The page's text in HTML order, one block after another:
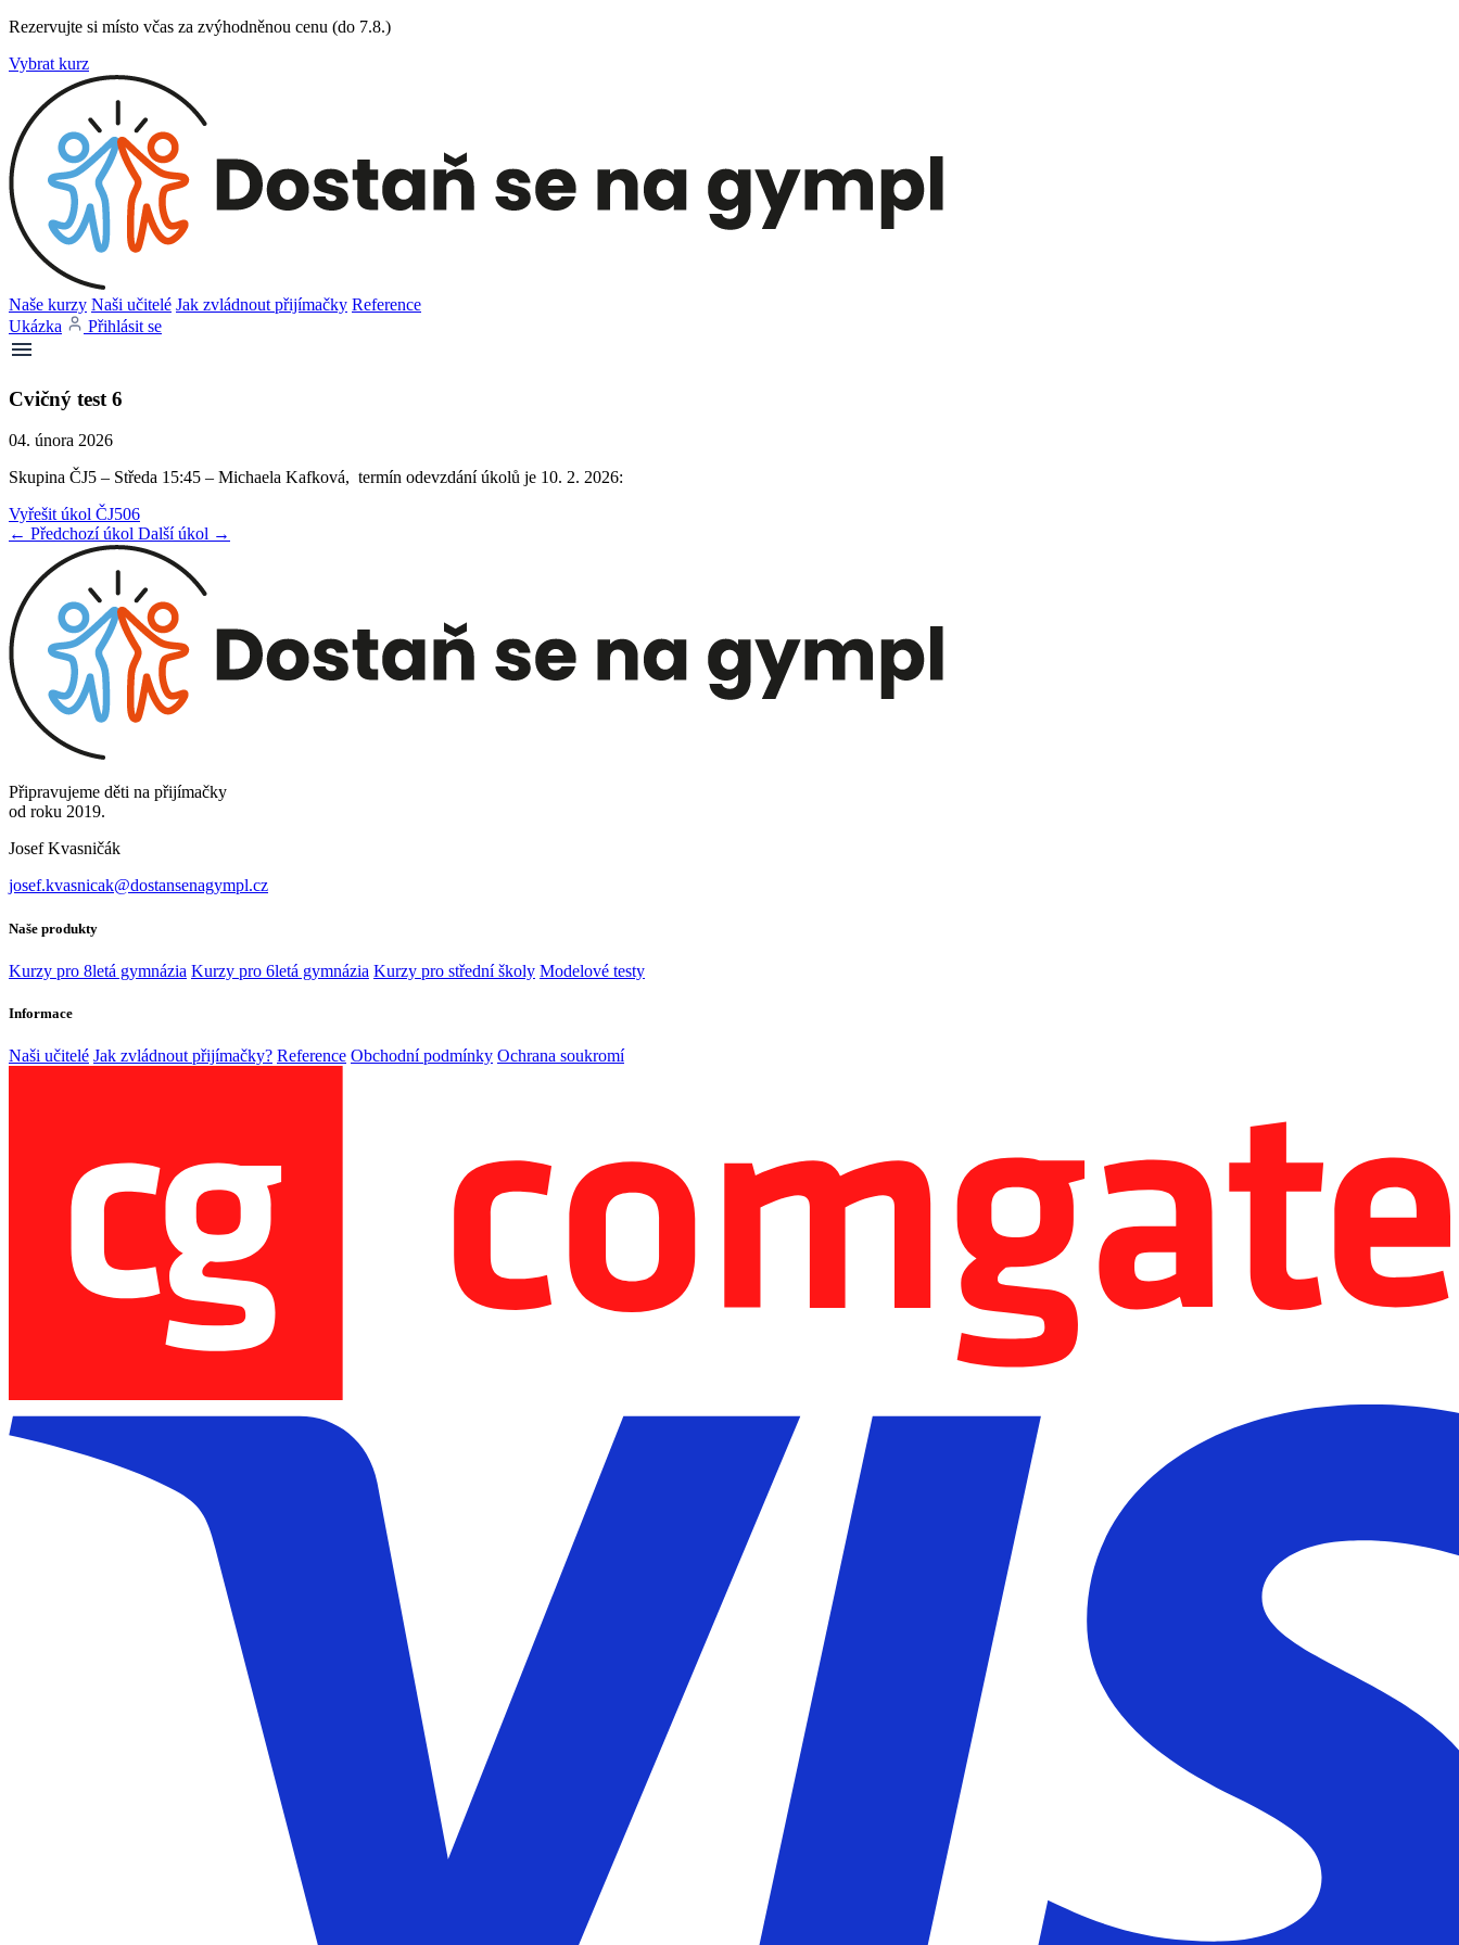
Rezervujte si místo včas za zvýhodněnou cenu (do 7.8.)
Vybrat kurz
Naše kurzy Naši učitelé Jak zvládnout přijímačky Reference
Ukázka
Přihlásit se
Cvičný test 6
04. února 2026
Skupina ČJ5 – Středa 15:45 – Michaela Kafková, termín odevzdání úkolů je 10. 2. 2026:
Vyřešit úkol ČJ506
← Předchozí úkol Další úkol →
Připravujeme děti na přijímačky
od roku 2019.
Josef Kvasničák
josef.kvasnicak@dostansenagympl.cz
Naše produkty
Kurzy pro 8letá gymnázia Kurzy pro 6letá gymnázia Kurzy pro střední školy Modelové testy
Informace
Naši učitelé Jak zvládnout přijímačky? Reference Obchodní podmínky Ochrana soukromí